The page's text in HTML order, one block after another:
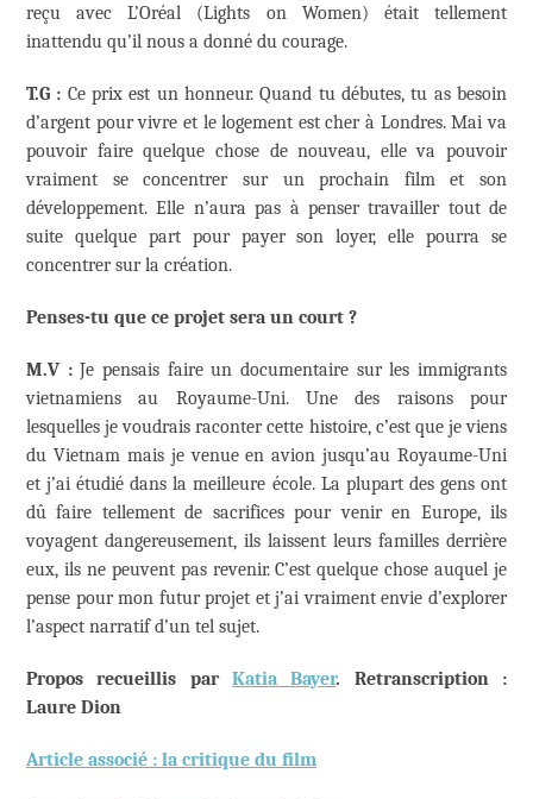
reçu avec L’Oréal (Lights on Women) était tellement
inattendu qu’il nous a donné du courage.
T.G : Ce prix est un honneur. Quand tu débutes, tu as besoin
d’argent pour vivre et le logement est cher à Londres. Mai va
pouvoir faire quelque chose de nouveau, elle va pouvoir
vraiment se concentrer sur un prochain film et son
développement. Elle n’aura pas à penser travailler tout de
suite quelque part pour payer son loyer, elle pourra se
concentrer sur la création.
Penses-tu que ce projet sera un court ?
M.V :Je pensais faire un documentaire sur les immigrants
vietnamiens au Royaume-Uni. Une des raisons pour
lesquelles je voudrais raconter cette histoire, c’est que je viens
du Vietnam mais je venue en avion jusqu’au Royaume-Uni
et j’ai étudié dans la meilleure école. La plupart des gens ont
dû faire tellement de sacrifices pour venir en Europe, ils
voyagent dangereusement, ils laissent leurs familles derrière
eux, ils ne peuvent pas revenir. C’est quelque chose auquel je
pense pour mon futur projet et j’ai vraiment envie d’explorer
l’aspect narratif d’un tel sujet.
Propos recueillis par Katia Bayer. Retranscription :
Laure Dion
Article associé : la critique du film